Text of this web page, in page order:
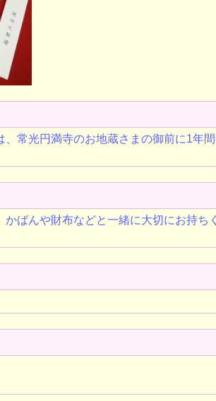
常光円満寺のお地蔵さまの御前に1年
ばんや財布などと一緒に大切にお持ち